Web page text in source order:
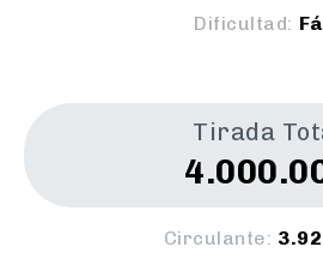
Dificultad:
Tirada
Circulante: